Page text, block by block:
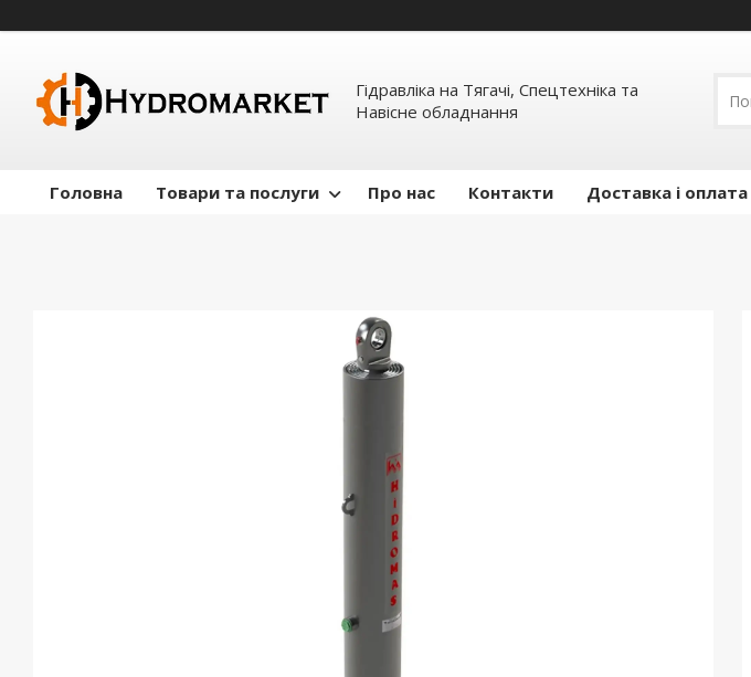
Гідравліка на Тягачі, Спецтехніка та
Навісне обладнання
Головна Товари та послуги Про нас Контакти Доставка і оплата